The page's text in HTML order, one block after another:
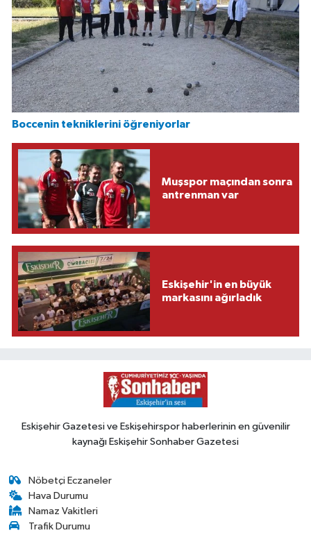
Boccenin tekniklerini öğreniyorlar
Muşspor maçından sonra
antrenman var
Eskişehir'in en büyük
markasını ağırladık
Eskişehir Gazetesi ve Eskişehirspor haberlerinin en güvenilir
kaynağı Eskişehir Sonhaber Gazetesi
Nöbetçi Eczaneler
Hava Durumu
Namaz Vakitleri
Trafik Durumu